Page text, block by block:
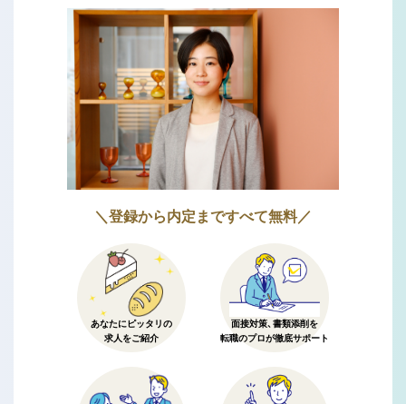
＼登録から内定まですべて無料／
あなたにピッタリの
求人をご紹介
面接対策、書類添削を
転職のプロが徹底サポート